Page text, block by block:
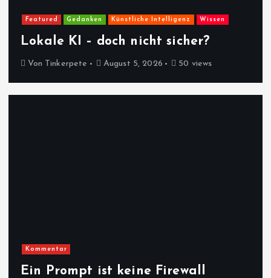
Featured Gedanken Künstliche Intelligenz Wissen
Lokale KI – doch nicht sicher?
Von Tinkerpete August 5, 2026 50 views
Kommentar
Ein Prompt ist keine Firewall